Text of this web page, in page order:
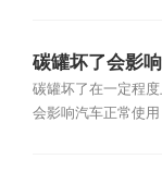
碳罐坏了会影
碳罐坏了在一定程
会影响汽车正常使